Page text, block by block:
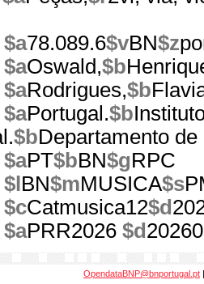
$a78.089.6$vBN$z
$aOswald,$b
$aRodrigues,$b
$aPortugal.$b
$bDepartamento
$aPT$bBN$gRPC
$l BN$mMUSICA$s
$cCatmusica12$d
$aPRR2026 $d
OpendataBNP@bnportugal.pt